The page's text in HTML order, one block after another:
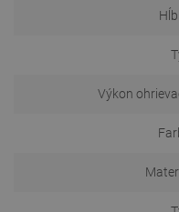
Výkon